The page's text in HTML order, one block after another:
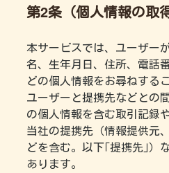
第2条（個人情報の取
本サービスでは、ユーザー
名、生年月日、住所、電話
どの個人情報をお尋ねする
ユーザーと提携先などとの
の個人情報を含む取引記録
当社の提携先（情報提供元
どを含む。以下｢提携先｣）
あります。